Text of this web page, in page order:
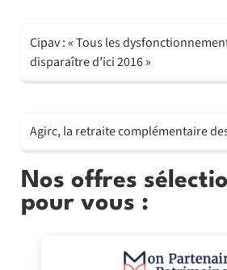
Cipav : « Tous les
disparaître d’ici 2016 »
Agirc, la retraite complémentaire
Nos offres
pour vous :